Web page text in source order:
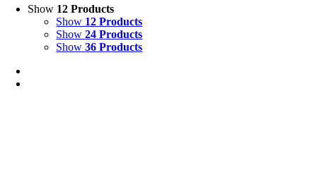
Show 12 Products
Show 12 Products
Show24 Products
Show36 Products